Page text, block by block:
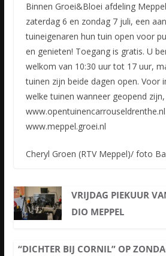
Binnen Groei&Bloei afdeling
zaterdag 6 en zondag 7 juli, een
tuineigenaren hun tuin open voor
en genieten! Toegang is gratis. U
welkom van 10:30 uur tot 17 uur,
tuinen zijn beide dagen open. Voor
welke tuinen wanneer geopend zijn,
www.meppel.groei.nl
Cheryl Groen (RTV Meppel)/ foto
VRIJDAG PIEKUUR
DIO MEPPEL
“DICHTER BIJ CORNIL” OP